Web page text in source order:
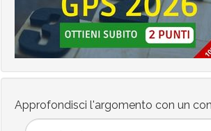
Approfondisci l'argomento con un